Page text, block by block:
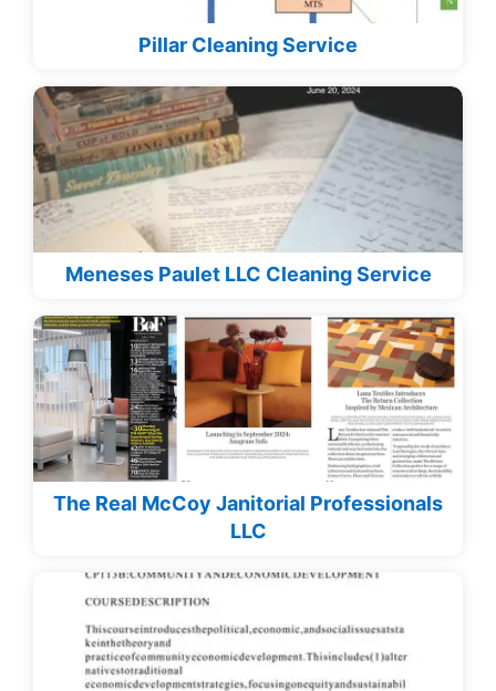
Pillar Cleaning Service
Meneses Paulet LLC Cleaning Service
The Real McCoy Janitorial Professionals
LLC